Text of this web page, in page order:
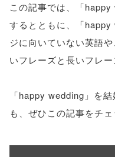
false;"> シェア
この記事では、「
するとともに、「
ジに向いていない英語
いフレーズと長いフレ
「happy wedding」を
も、ぜひこの記事をチ